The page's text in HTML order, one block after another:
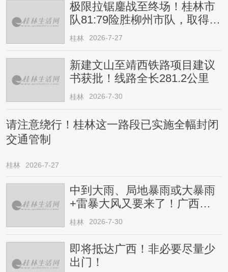
极限拉锯鏖战至终场！桂林市
队81:79险胜柳州市队，取得四
连胜
桂林 2026-7-27
新建文山至靖西铁路项目建议
书获批！线路全长281.2公里
桂林 2026-7-30
请注意绕行！桂林这一路段已实施全幅封闭
交通管制
桂林 2026-7-27
中到大雨、局地暴雨或大暴雨
+雷暴大风又要来了！广西人
请注意
桂林 2026-7-30
即将抵达广西！非必要尽量少
出门！